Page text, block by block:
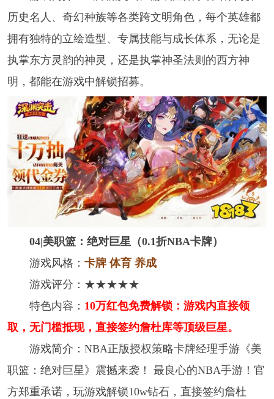
历史名人、奇幻种族等各类跨文明角色，每个英雄都
拥有独特的立绘造型、专属技能与成长体系，无论是
执掌东方灵韵的神灵，还是执掌神圣法则的西方神
明，都能在游戏中解锁招募。
04|美职篮：绝对巨星（0.1折NBA卡牌）
游戏风格： 卡牌 体育 养成
游戏评分：★★★★★
特色内容： 10万红包免费解锁：游戏内直接领
取，无门槛抵现，直接签约詹杜库等顶级巨星。
游戏简介：NBA正版授权策略卡牌经理手游《美
职篮：绝对巨星》震撼来袭！ 最良心的NBA手游！官
方郑重承诺，玩游戏解锁10w钻石，直接签约詹杜